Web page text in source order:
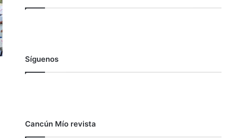
Síguenos
Cancún Mío revista